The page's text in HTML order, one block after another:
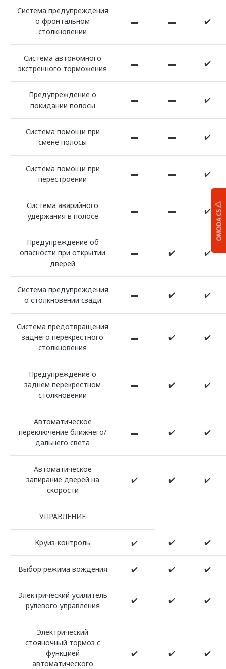
OMODA C5
Система предупреждения
о фронтальном
столкновении
▬ ▬ ✔️
Система автономного
экстренного торможения
▬ ▬ ✔️
Предупреждение о
покидании полосы
▬ ▬ ✔️
Система помощи при
смене полосы
▬ ▬ ✔️
Система помощи при
перестроении
▬ ▬ ✔️
Система аварийного
удержания в полосе
▬ ▬ ✔️
Предупреждение об
опасности при открытии
дверей
▬ ✔️ ✔️
Система предупреждения
о столкновении сзади
▬ ✔️ ✔️
Система предотвращения
заднего перекрестного
столкновения
▬ ✔️ ✔️
Предупреждение о
заднем перекрестном
столкновении
▬ ✔️ ✔️
Автоматическое
переключение ближнего/
дальнего света
▬ ✔️ ✔️
Автоматическое
запирание дверей на
скорости
✔️ ✔️ ✔️
УПРАВЛЕНИЕ
Круиз-контроль ✔️ ✔️ ✔️
Выбор режима вождения ✔️ ✔️ ✔️
Электрический усилитель
рулевого управления
✔️ ✔️ ✔️
Электрический
стояночный тормоз с
функцией
автоматического
✔️ ✔️ ✔️